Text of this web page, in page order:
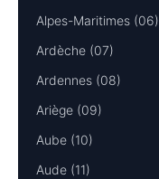
Alpes-Maritimes (06)
Ardèche (07)
Ardennes (08)
Ariège (09)
Aube (10)
Aude (11)